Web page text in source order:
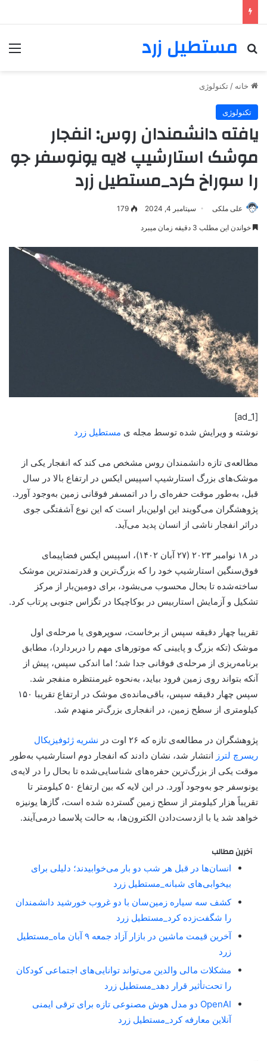
مستطیل زرد
خانه / تکنولوژی
تکنولوژی
یافته دانشمندان روس: انفجار
موشک استارشیپ لایه یونوسفر جو
را سوراخ کرد_مستطیل زرد
علی ملکی سپتامبر 4, 2024 179
خواندن این مطلب 3 دقیقه زمان میبرد
[ad_1]
نوشته و ویرایش شده توسط مجله ی مستطیل زرد
مطالعه‌ی تازه دانشمندان روس مشخص می کند که انفجار یکی از
موشک‌های بزرگ استارشیپ اسپیس ایکس در ارتفاع بالا در سال
قبل، به‌طور موقت حفره‌ای را در اتمسفر فوقانی زمین به‌وجود آورد.
پژوهشگران می‌گویند این اولین‌بار است که این نوع آشفتگی جوی
دراثر انفجار ناشی از انسان پدید می‌آید.
در ۱۸ نوامبر ۲۰۲۳ (۲۷ آبان ۱۴۰۲)، اسپیس ایکس فضاپیمای
فوق‌سنگین استارشیپ خود را که بزرگ‌ترین و قدرتمندترین موشک
ساخته‌شده تا بحال محسوب می‌بشود، برای دومین‌بار از مرکز
تشکیل و آزمایش استاربیس در بوکاچیکا در تگزاس جنوبی پرتاب کرد.
تقریبا چهار دقیقه سپس از برخاست، سوپرهوی یا مرحله‌ی اول
موشک (تکه بزرگ و پایینی که موتورهای مهم را دربردارد)، مطابق
برنامه‌ریزی از مرحله‌ی فوقانی جدا شد؛ اما اندکی سپس، پیش از
آنکه بتواند روی زمین فرود بیاید، به‌نحوه غیرمنتظره منفجر شد.
سپس چهار دقیقه سپس، باقی‌مانده‌ی موشک در ارتفاع تقریبا ۱۵۰
کیلومتری از سطح زمین، در انفجاری بزرگ‌تر منهدم شد.
پژوهشگران در مطالعه‌ی تازه که ۲۶ اوت در
نشریه ژئوفیزیکال
ریسرچ لترز انتشار شد، نشان دادند که انفجار دوم استارشیپ به‌طور
موقت یکی از بزرگ‌ترین حفره‌های شناسایی‌شده تا بحال را در لایه‌ی
یونوسفر جو به‌وجود آورد. در این لایه که بین ارتفاع ۵۰ کیلومتر تا
تقریباً هزار کیلومتر از سطح زمین گسترده شده است، گازها یونیزه
خواهد شد یا با ازدست‌دادن الکترون‌ها، به حالت پلاسما درمی‌آیند.
آخرین مطالب
انسان‌ها در قبل هر شب دو بار می‌خوابیدند؛ دلیلی برای
بیخوابی‌های شبانه_مستطیل زرد
کشف سه سیاره زمین‌سان با دو غروب خورشید دانشمندان
را شگفت‌زده کرد_مستطیل زرد
آخرین قیمت ماشین در بازار آزاد جمعه ۹ آبان ماه_مستطیل
زرد
مشکلات مالی والدین می‌تواند توانایی‌های اجتماعی کودکان
را تحت‌تأثیر قرار دهد_مستطیل زرد
OpenAI دو مدل هوش مصنوعی تازه برای ترقی ایمنی
آنلاین معارفه کرد_مستطیل زرد